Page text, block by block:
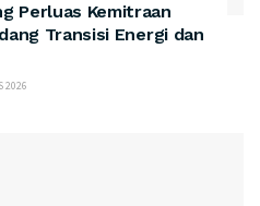
Perluas Kemitraan
Transisi Energi dan
2026